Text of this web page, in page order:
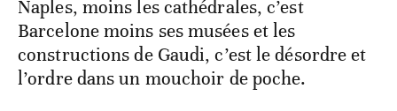
Naples, moins les cathédrales, c’est
Barcelone moins ses musées et les
constructions de Gaudi, c’est le désordre et
l’ordre dans un mouchoir de poche.